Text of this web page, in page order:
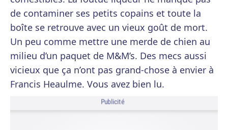
de contaminer ses petits copains et toute la
boîte se retrouve avec un vieux goût de mort.
Un peu comme mettre une merde de chien au
milieu d’un paquet de M&M’s. Des mecs aussi
vicieux que ça n’ont pas grand-chose à envier à
Francis Heaulme. Vous avez bien lu.
Publicité